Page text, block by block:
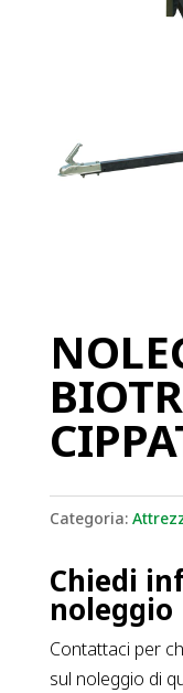
Categoria:
Chiedi
noleggio
Contattaci per
sul noleggio di